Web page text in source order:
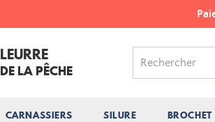
LEURRE
DE LA PÊCHE
CARNASSIERS SILURE BROCHET